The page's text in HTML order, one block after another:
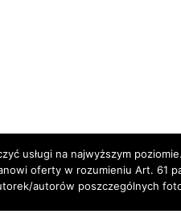
usługi na najwyższym
oferty w rozumieniu Art. 61
autorów poszczególnych